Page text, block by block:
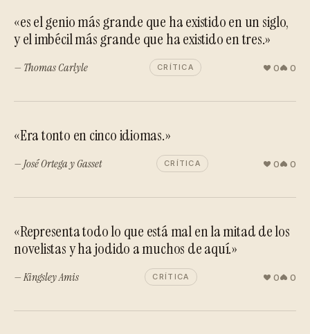
«es el genio más grande que ha existido en un siglo,
y el imbécil más grande que ha existido en tres.»
— Thomas Carlyle CRÍTICA 0 0
«Era tonto en cinco idiomas.»
— José Ortega y Gasset CRÍTICA 0 0
«Representa todo lo que está mal en la mitad de los
novelistas y ha jodido a muchos de aquí.»
— Kingsley Amis CRÍTICA 0 0